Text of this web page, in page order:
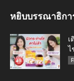
หยิบบรรณาธิกา
เ
ไ